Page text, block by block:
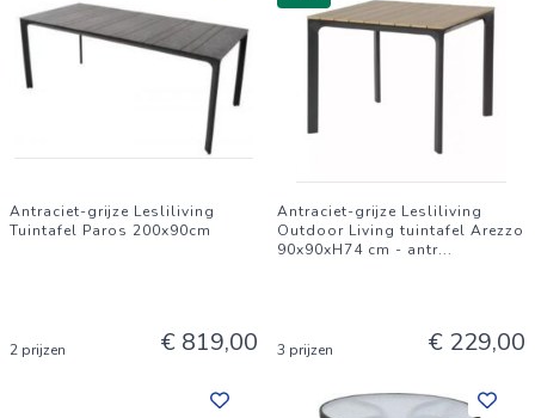
Antraciet-grijze Lesliliving
Tuintafel Paros 200x90cm
2 prijzen € 819,00
Antraciet-grijze Lesliliving
Outdoor Living tuintafel Arezzo
90x90xH74 cm - antr...
3 prijzen € 229,00